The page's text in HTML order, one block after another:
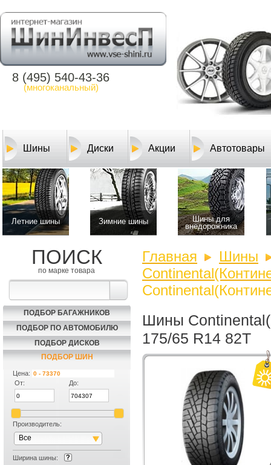
8 (495) 540-43-36
(многоканальный)
Шины Диски Акции Автотовары
Летние шины Зимние шины
Шины для
внедорожника
ПОИСК
по марке товара
ПОДБОР БАГАЖНИКОВ
ПОДБОР ПО АВТОМОБИЛЮ
ПОДБОР ДИСКОВ
ПОДБОР ШИН
Цена:
От:
До:
Производитель:
Все
Ширина шины:
Главная
Шины
Шины
175/65 R14 82T